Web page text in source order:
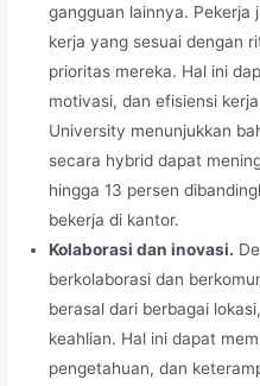
gangguan lainnya. Pekerja
kerja yang sesuai dengan
prioritas mereka. Hal ini
motivasi, dan efisiensi
University menunjukkan
secara hybrid dapat
hingga 13 persen
bekerja di kantor.
Kolaborasi dan inovasi.
berkolaborasi dan
berasal dari berbagai
keahlian. Hal ini dapat
pengetahuan, dan